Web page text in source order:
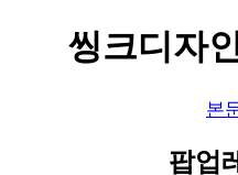
씽크디자
본
팝업